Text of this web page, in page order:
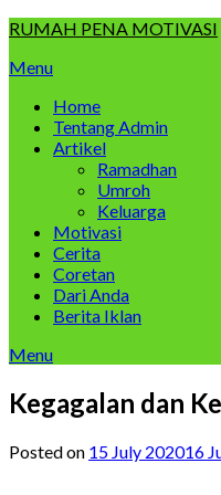
Skip
content
RUMAH PENA MOTIVASI
Menu
Home
Tentang Admin
Artikel
Ramadhan
Umroh
Keluarga
Motivasi
Cerita
Coretan
Dari Anda
Berita Iklan
Menu
Kegagalan dan
Posted on 15 July 202016